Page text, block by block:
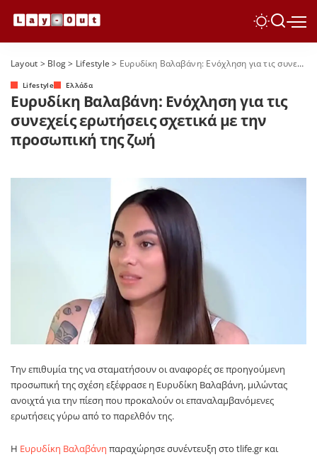
Layout > Blog> Lifestyle > Ευρυδίκη Βαλαβάνη: Ενόχληση για τις συνεχείς ερωτήσεις σχετικά με την προσωπική της ζωή
Lifestyle Ελλάδα
Ευρυδίκη Βαλαβάνη: Ενόχληση για τις
συνεχείς ερωτήσεις σχετικά με την
προσωπική της ζωή
Την επιθυμία της να σταματήσουν οι αναφορές σε προηγούμενη
προσωπική της σχέση εξέφρασε η Ευρυδίκη Βαλαβάνη, μιλώντας
ανοιχτά για την πίεση που προκαλούν οι επαναλαμβανόμενες
ερωτήσεις γύρω από το παρελθόν της.
Η Ευρυδίκη Βαλαβάνη παραχώρησε συνέντευξη στο tlife.gr και